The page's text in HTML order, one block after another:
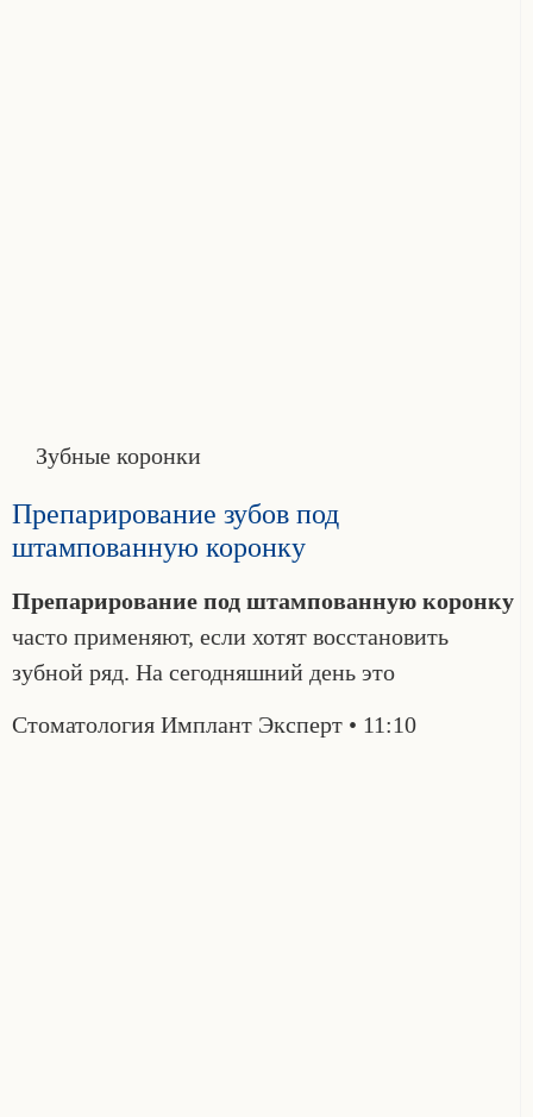
Зубные коронки
Препарирование зубов под
штампованную коронку
Препарирование под штампованную коронку
часто применяют, если хотят восстановить
зубной ряд. На сегодняшний день это
Стоматология Имплант Эксперт 11:10